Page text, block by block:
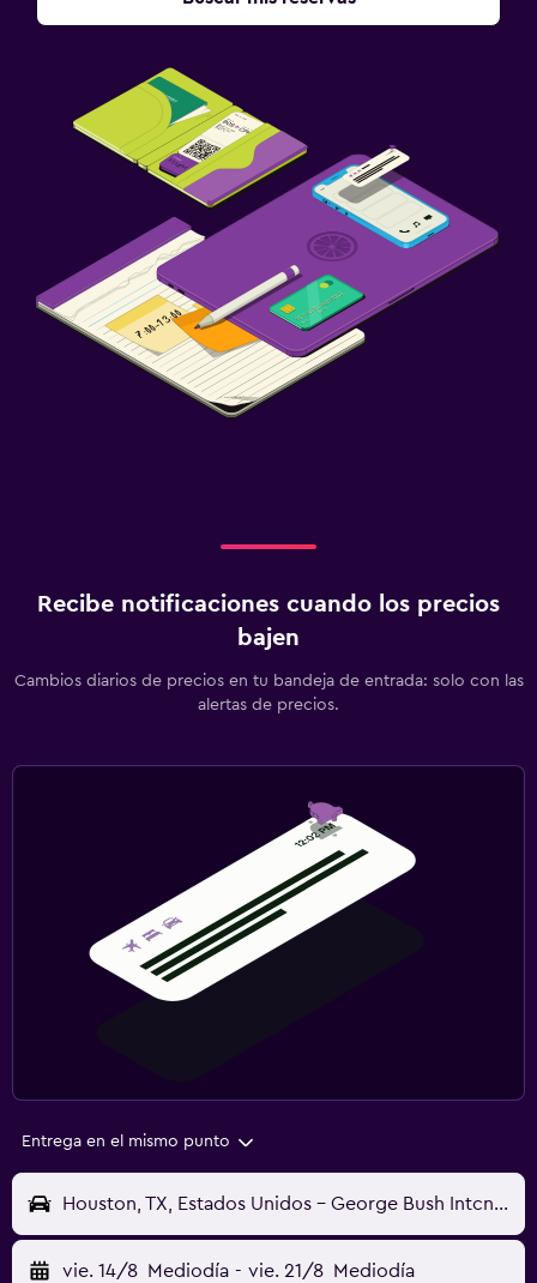
Recibe notificaciones cuando los precios
bajen
Cambios diarios de precios en tu bandeja de entrada: solo con las
alertas de precios.
Entrega en el mismo punto
Houston, TX, Estados Unidos - George Bush Intcntl (IAH)
vie. 14/8 Mediodía - vie. 21/8 Mediodía